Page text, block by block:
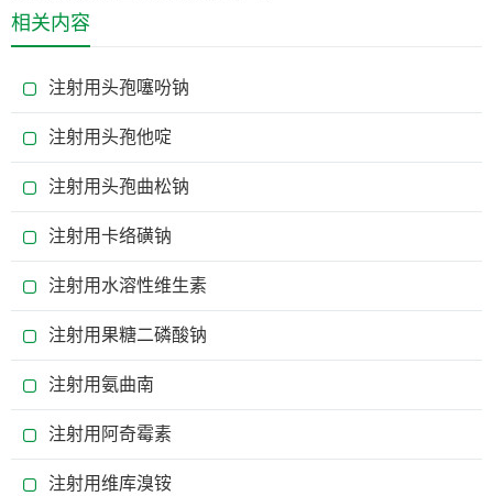
相关内容
注射用头孢噻吩钠
注射用头孢他啶
注射用头孢曲松钠
注射用卡络磺钠
注射用水溶性维生素
注射用果糖二磷酸钠
注射用氨曲南
注射用阿奇霉素
注射用维库溴铵